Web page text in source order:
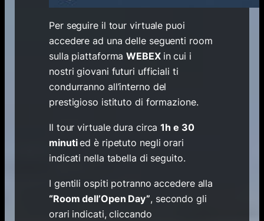
Per seguire il tour virtuale puoi
accedere ad una delle seguenti room
sulla piattaformaWEBEX in cui i
nostri giovani futuri ufficiali ti
condurranno all’interno del
prestigioso istituto di formazione.
Il tour virtuale dura circa1h e 30
minutied è ripetuto negli orari
indicati nella tabella di seguito.
I gentili ospiti potranno accedere alla​
“Room dell’Open Day”, secondo gli
orari indicati, cliccando